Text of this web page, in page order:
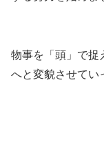
物事を「頭」で捉
へと変貌させてい